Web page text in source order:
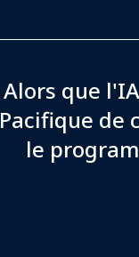
Alors que
Pacifique de
le